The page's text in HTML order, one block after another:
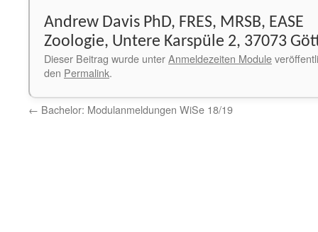
Andrew Davis PhD, FRES, MRSB, EASE
Zoologie, Untere Karspüle 2, 37073
Dieser Beitrag wurde unterAnmeldezeiten Module
den Permalink.
← Bachelor: Modulanmeldungen WiSe 18/19